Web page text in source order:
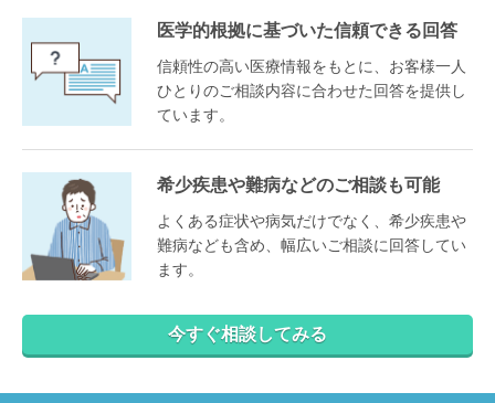
医学的根拠に基づいた信頼できる回答
信頼性の高い医療情報をもとに、お客様一人
ひとりのご相談内容に合わせた回答を提供し
ています。
希少疾患や難病などのご相談も可能
よくある症状や病気だけでなく、希少疾患や
難病なども含め、幅広いご相談に回答してい
ます。
今すぐ相談してみる